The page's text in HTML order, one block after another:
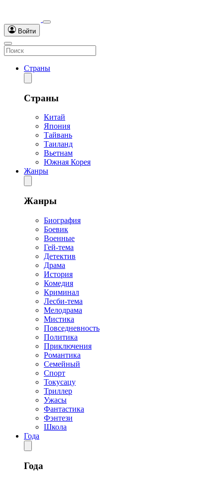
Войти
Страны
Страны
Китай
Япония
Тайвань
Таиланд
Вьетнам
Южная Корея
Жанры
Жанры
Биография
Боевик
Военные
Гей-тема
Детектив
Драма
История
Комедия
Криминал
Лесби-тема
Мелодрама
Мистика
Повседневность
Политика
Приключения
Романтика
Семейный
Спорт
Токусацу
Триллер
Ужасы
Фантастика
Фэнтези
Школа
Года
Года